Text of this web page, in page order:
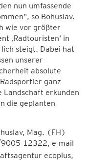
nun umfassende
so Bohuslav.
wie vor größter
‚Radtouristen‘ in
steigt. Dabei hat
unserer
absolute
ganz
Landschaft erkunden
die geplanten
Mag. (FH)
12322, e-mail
ecoplus,